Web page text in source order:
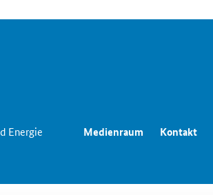
Energie Medienraum Kontakt